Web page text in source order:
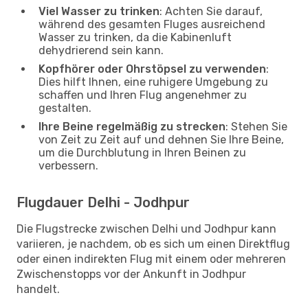
Viel Wasser zu trinken: Achten Sie darauf,
während des gesamten Fluges ausreichend
Wasser zu trinken, da die Kabinenluft
dehydrierend sein kann.
Kopfhörer oder Ohrstöpsel zu verwenden:
Dies hilft Ihnen, eine ruhigere Umgebung zu
schaffen und Ihren Flug angenehmer zu
gestalten.
Ihre Beine regelmäßig zu strecken: Stehen Sie
von Zeit zu Zeit auf und dehnen Sie Ihre Beine,
um die Durchblutung in Ihren Beinen zu
verbessern.
Flugdauer Delhi - Jodhpur
Die Flugstrecke zwischen Delhi und Jodhpur kann
variieren, je nachdem, ob es sich um einen Direktflug
oder einen indirekten Flug mit einem oder mehreren
Zwischenstopps vor der Ankunft in Jodhpur
handelt.